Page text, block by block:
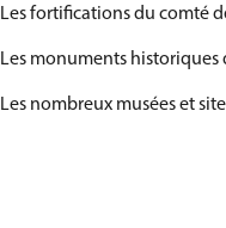
Les fortifications du comté
Les monuments historiques
Les nombreux musées et